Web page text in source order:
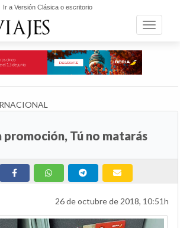
Ir a Versión Clásica o escritorio
Toggle
promoción, Tú no matarás
26 de octubre de 2018, 10:51h